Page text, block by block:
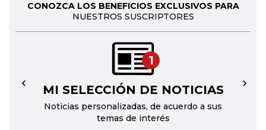
CONOZCA LOS BENEFICIOS EXCLUSIVOS PARA
NUESTROS SUSCRIPTORES
1
MI SELECCIÓN DE NOTICIAS
Noticias personalizadas, de acuerdo a sus
temas de interés
← →